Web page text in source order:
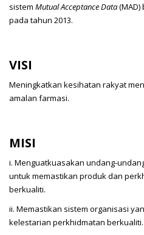
sistem Mutual Acceptance Data(MAD)
pada tahun 2013.
VISI
Meningkatkan kesihatan rakyat
amalan farmasi.
MISI
i. Menguatkuasakan undang-
untuk memastikan produk dan
berkualiti.
ii. Memastikan sistem organisasi
kelestarian perkhidmatan berkualiti.